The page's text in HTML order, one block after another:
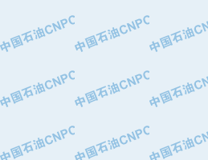
·马鞍山钢铁股份有限公司
·中国石油天然气股份有限公司兰州石
·中国石油大港油田分公司
·靖江市天和泵业有限公司
·西安长庆钻宇集团咸阳石化有限公司
·新疆新冠控制系统工程有限公司